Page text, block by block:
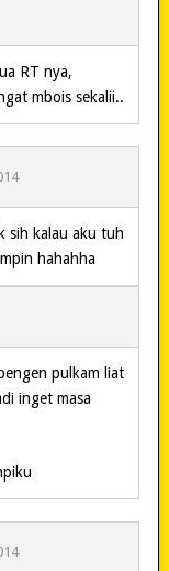
RT nya,
mbois sekalii..
sih kalau aku tuh
hahahha
pulkam liat
inget masa